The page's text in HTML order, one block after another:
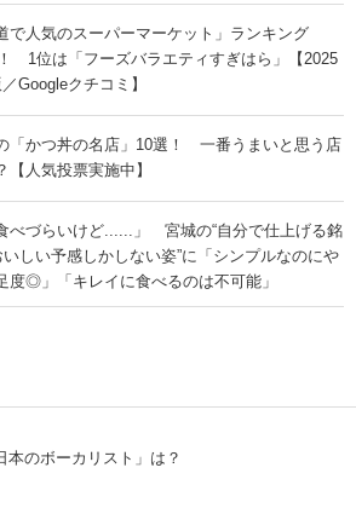
で人気のスーパーマーケット」ランキング
1位は「フーズバラエティすぎはら」【2025
Googleクチコミ】
「かつ丼の名店」10選！ 一番うまいと思う店
【人気投票実施中】
べづらいけど......」 宮城の“自分で仕上げる銘
しい予感しかしない姿”に「シンプルなのにや
度◎」「キレイに食べるのは不可能」
本のボーカリスト」は？